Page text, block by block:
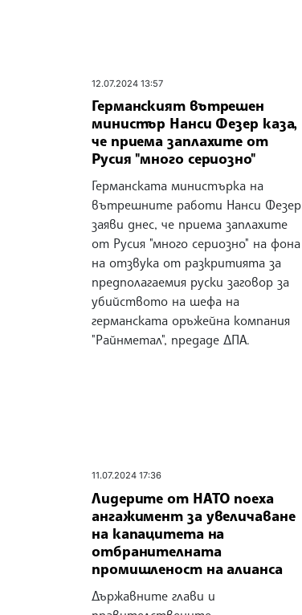
12.07.2024 13:57
Германският вътрешен
министър Нанси Фезер каза,
че приема заплахите от
Русия "много сериозно"
Германската министърка на
вътрешните работи Нанси Фезер
заяви днес, че приема заплахите
от Русия "много сериозно" на фона
на отзвука от разкритията за
предполагаемия руски заговор за
убийството на шефа на
германската оръжейна компания
"Райнметал", предаде ДПА.
11.07.2024 17:36
Лидерите от НАТО поеха
ангажимент за увеличаване
на капацитета на
отбранителната
промишленост на алианса
Държавните глави и